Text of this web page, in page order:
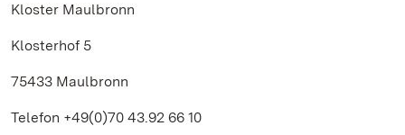
Kloster Maulbronn
Klosterhof 5
75433 Maulbronn
Telefon +49(0)70 43.92 66 10